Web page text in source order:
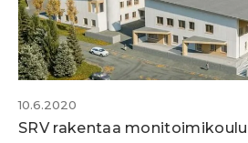
10.6.2020
SRV rakentaa